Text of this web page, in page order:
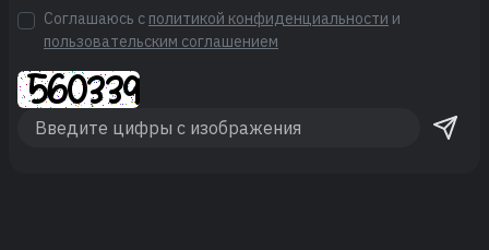
Соглашаюсь с политикой конфиденциальности и
пользовательским соглашением